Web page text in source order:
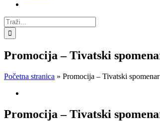
Traži...
Promocija – Tivatski
Početna stranica » Promocija – Tivatski
Promocija – Tivatski